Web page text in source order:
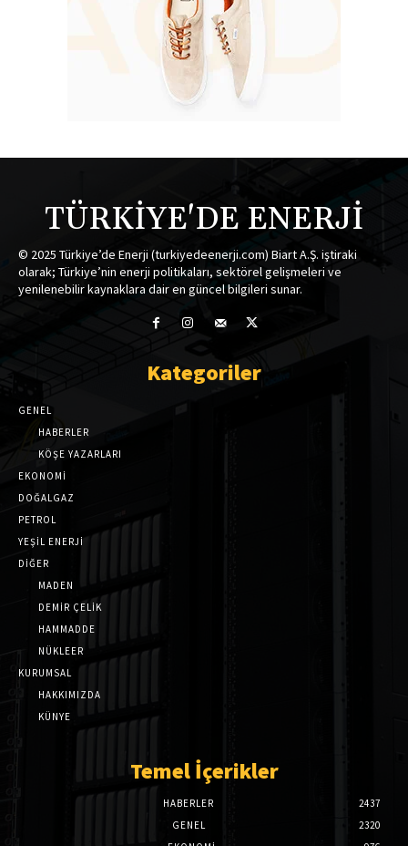
TÜRKİYE'DE ENERJİ
© 2025 Türkiye’de Enerji (turkiyedeenerji.com) Biart A.Ş. iştiraki
olarak; Türkiye’nin enerji politikaları, sektörel gelişmeleri ve
yenilenebilir kaynaklara dair en güncel bilgileri sunar.
Kategoriler
GENEL
HABERLER
KÖŞE YAZARLARI
EKONOMİ
DOĞALGAZ
PETROL
YEŞİL ENERJİ
DİĞER
MADEN
DEMİR ÇELİK
HAMMADDE
NÜKLEER
KURUMSAL
HAKKIMIZDA
KÜNYE
Temel İçerikler
HABERLER
2437
GENEL
2320